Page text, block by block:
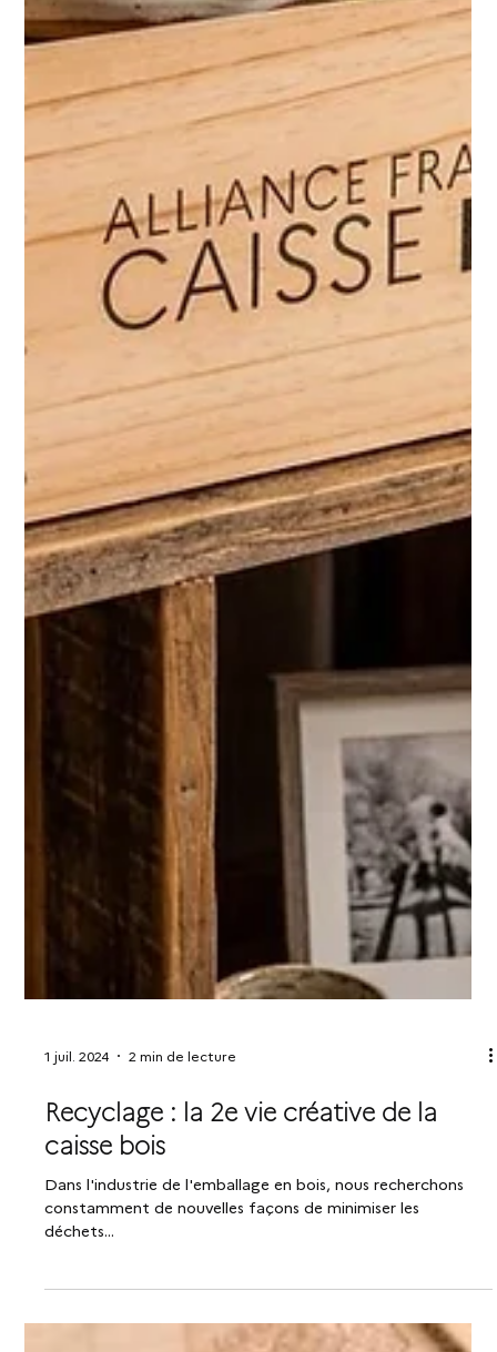
1 juil. 2024 2 min de lecture
Recyclage : la 2e vie créative de la
caisse bois
Dans l'industrie de l'emballage en bois, nous recherchons